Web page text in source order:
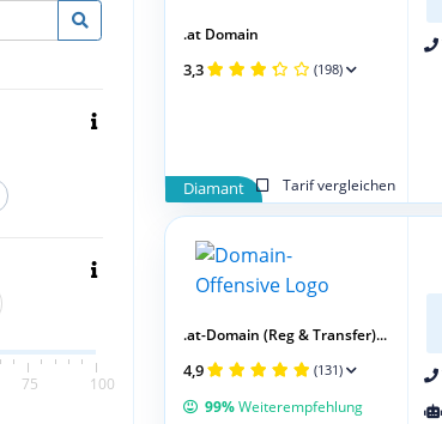
75 100
Diamant Tarif vergleichen
.at Domain
3,3 (198)
.at-Domain (Reg & Transfer)...
4,9 (131)
99%Weiterempfehlung